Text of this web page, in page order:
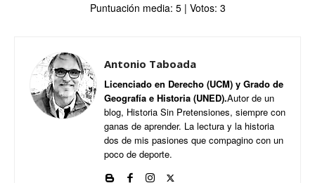
Puntuación media: 5| Votos: 3
Antonio Taboada
Licenciado en Derecho (UCM) y Grado de
Geografía e Historia (UNED).Autor de un
blog, Historia Sin Pretensiones, siempre con
ganas de aprender. La lectura y la historia
dos de mis pasiones que compagino con un
poco de deporte.